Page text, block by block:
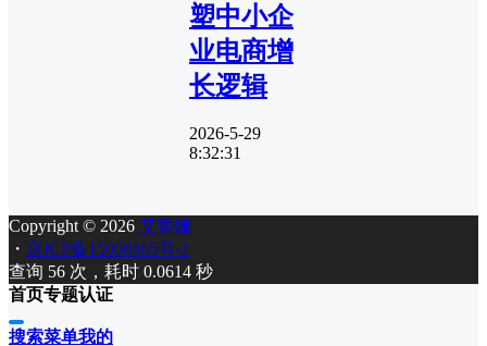
塑中小企
业电商增
长逻辑
2026-5-29
8:32:31
Copyright © 2026 艾蒂娜
・ 京ICP备15050365号-1
查询 56 次，耗时 0.0614 秒
首页专题认证
搜索菜单我的